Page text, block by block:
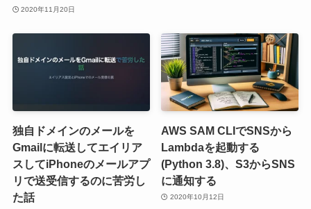
2020年11月20日
独自ドメインのメールを
Gmailに転送してエイリア
スしてiPhoneのメールアプ
リで送受信するのに苦労し
た話
AWS SAM CLIでSNSから
Lambdaを起動する
(Python 3.8)、S3からSNS
に通知する
2020年10月12日